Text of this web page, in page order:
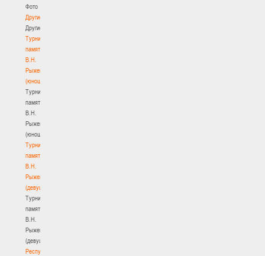
Фото
Другие
Другие
Турнир
памяти
В.Н.
Рыженкова
(юноши)
Турнир
памяти
В.Н.
Рыженкова
(юноши)
Турнир
памяти
В.Н.
Рыженкова
(девушки)
Турнир
памяти
В.Н.
Рыженкова
(девушки)
Республиканские